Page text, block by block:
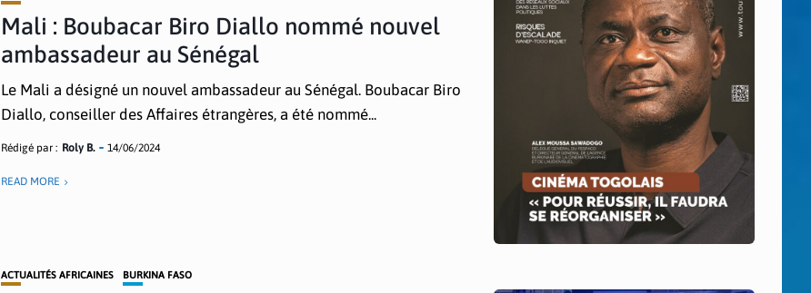
Mali : Boubacar Biro Diallo nommé nouvel
ambassadeur au Sénégal
Le Mali a désigné un nouvel ambassadeur au Sénégal. Boubacar Biro
Diallo, conseiller des Affaires étrangères, a été nommé...
Rédigé par : Roly B. 14/06/2024
READ MORE
ACTUALITÉS AFRICAINES BURKINA FASO